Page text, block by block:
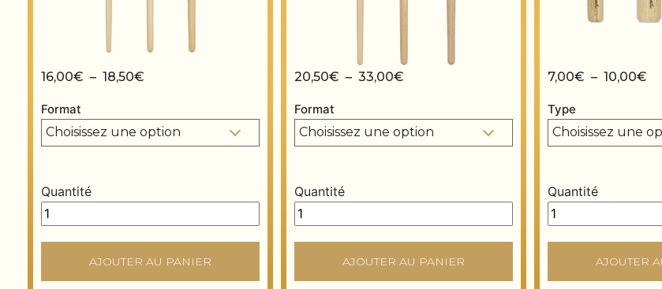
16,00€ – 18,50€ Plage de prix : 16,00€ à 18,50€
Format
Quantité
Pinceau à lavis plat quantity
AJOUTER AU PANIER
20,50€ – 33,00€ Plage de prix : 20,50€ à 33,00€
Format
Quantité
Pinceau à lavis rond quantity
AJOUTER AU PANIER
7,00€ – 10,00€
Type
Quantité
Brosse à polir bolo
AJOUTER